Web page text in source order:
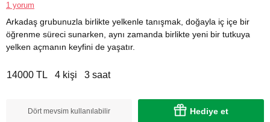
1 yorum
Arkadaş grubunuzla birlikte yelkenle tanışmak, doğayla iç içe bir
öğrenme süreci sunarken, aynı zamanda birlikte yeni bir tutkuya
yelken açmanın keyfini de yaşatır.
14000 TL 4 kişi 3 saat
Dört mevsim kullanılabilir Hediye et